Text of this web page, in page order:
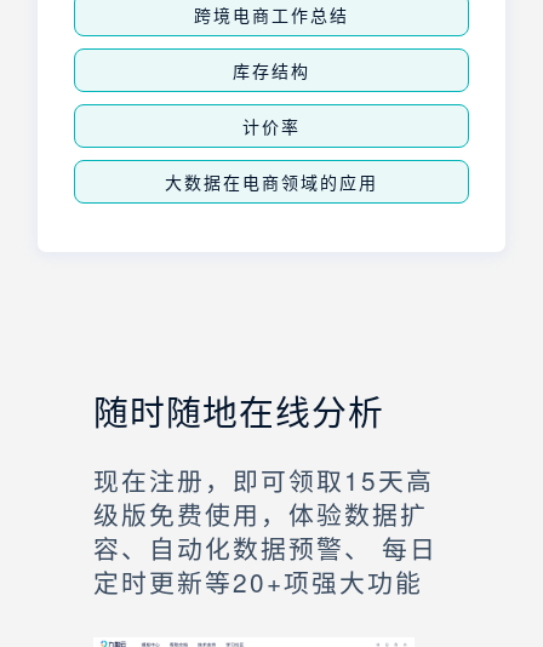
跨境电商工作总结
库存结构
计价率
大数据在电商领域的应用
随时随地在线分析
现在注册，即可领取15天高
级版免费使用，体验数据扩
容、自动化数据预警、 每日
定时更新等20+项强大功能